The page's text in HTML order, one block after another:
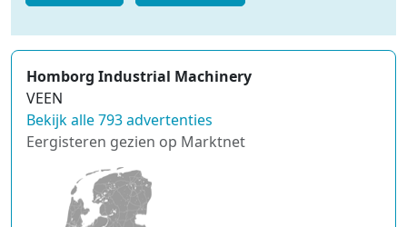
Homborg Industrial Machinery
VEEN
Bekijk alle 793 advertenties
Eergisteren gezien op Marktnet